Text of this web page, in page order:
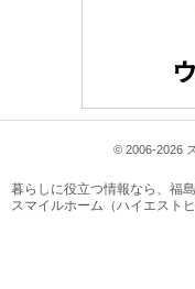
© 2006-2026
暮らしに役立つ情報なら、 福
スマイルホーム（ハイエスト